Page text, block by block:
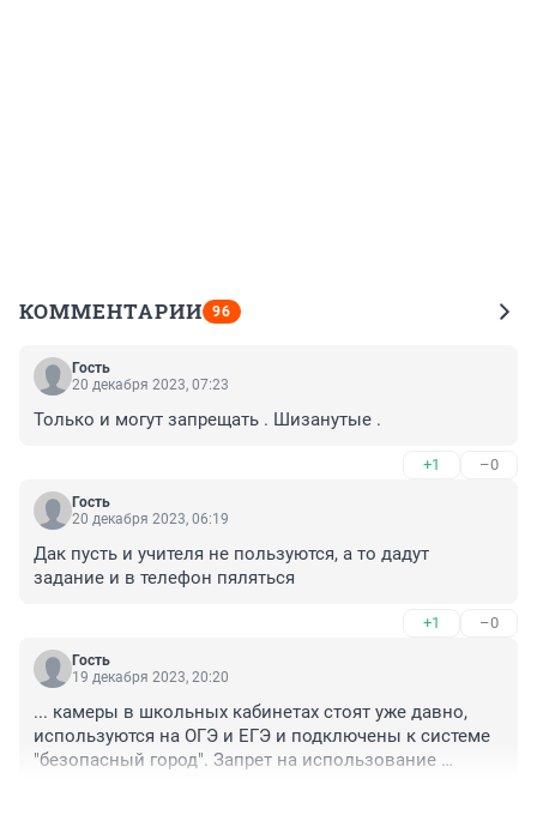
КОММЕНТАРИИ 96
Гость
20 декабря 2023, 07:23
Только и могут запрещать . Шизанутые .
+1 –0
Гость
20 декабря 2023, 06:19
Дак пусть и учителя не пользуются, а то дадут
задание и в телефон пяляться
+1 –0
Гость
19 декабря 2023, 20:20
... камеры в школьных кабинетах стоят уже давно,
используются на ОГЭ и ЕГЭ и подключены к системе
"безопасный город". Запрет на использование